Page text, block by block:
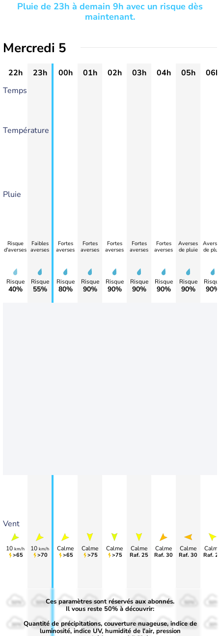
Pluie de 23h à demain 9h avec un risque dès
maintenant.
Mercredi 5
22h 23h 00h 01h 02h 03h 04h 05h
06h
Temps
Température
Pluie
Vent
Risque
d'averses
Risque
40%
10 km/h
>65
Faibles
averses
Risque
55%
10 km/h
>70
Fortes
averses
Risque
80%
Calme
>65
Fortes
averses
Risque
90%
Calme
>75
Fortes
averses
Risque
90%
Calme
>75
Fortes
averses
Risque
90%
Calme
Raf. 25
Fortes
averses
Risque
90%
Calme
Raf. 30
Averses
de pluie
Risque
90%
Calme
Raf. 30
de
90%
Raf.
50%
30%
50%
30%
50%
30%
50%
30%
50%
30%
50%
30%
50%
30% 30% 30%
Ces paramètres sont réservés aux abonnés.
Il vous reste 50% à découvrir:
Quantité de précipitations, couverture nuageuse, indice de
luminosité, indice UV, humidité de l'air, pression